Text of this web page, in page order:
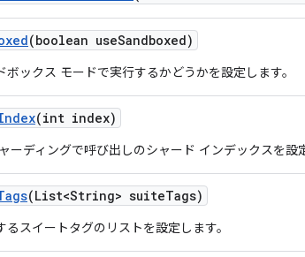
(boolean useSandboxed)
ボックス モードで実行するかどうかを設定します。
(int index)
ーディングで呼び出しのシャード インデックスを設
(List<String> suiteTags)
るスイートタグのリストを設定します。